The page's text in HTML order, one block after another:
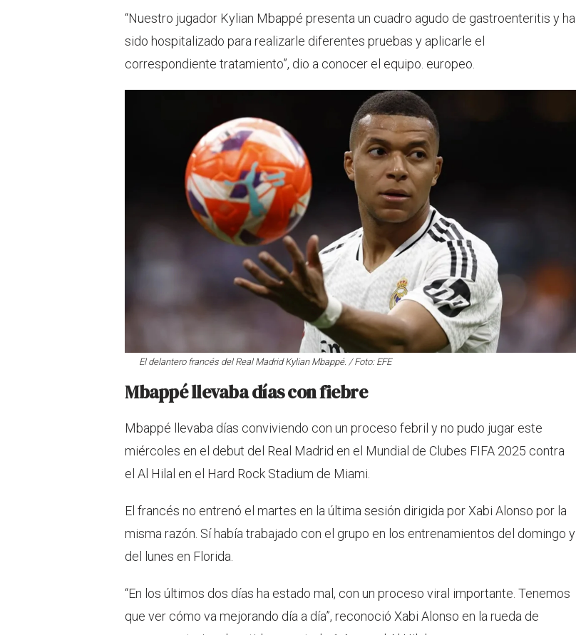
“Nuestro jugador Kylian Mbappé presenta un cuadro agudo de gastroenteritis y ha
sido hospitalizado para realizarle diferentes pruebas y aplicarle el
correspondiente tratamiento”, dio a conocer el equipo. europeo.
El delantero francés del Real Madrid Kylian Mbappé. / Foto: EFE
Mbappé llevaba días con fiebre
Mbappé llevaba días conviviendo con un proceso febril y no pudo jugar este
miércoles en el debut del Real Madrid en el Mundial de Clubes FIFA 2025 contra
el Al Hilal en el Hard Rock Stadium de Miami.
El francés no entrenó el martes en la última sesión dirigida por Xabi Alonso por la
misma razón. Sí había trabajado con el grupo en los entrenamientos del domingo y
del lunes en Florida.
“En los últimos dos días ha estado mal, con un proceso viral importante. Tenemos
que ver cómo va mejorando día a día”, reconoció Xabi Alonso en la rueda de